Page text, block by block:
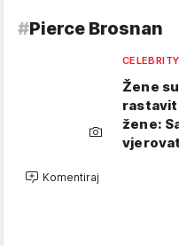
#Pierce Brosnan
CELEBRITY
Žene
žene:
Komentiraj